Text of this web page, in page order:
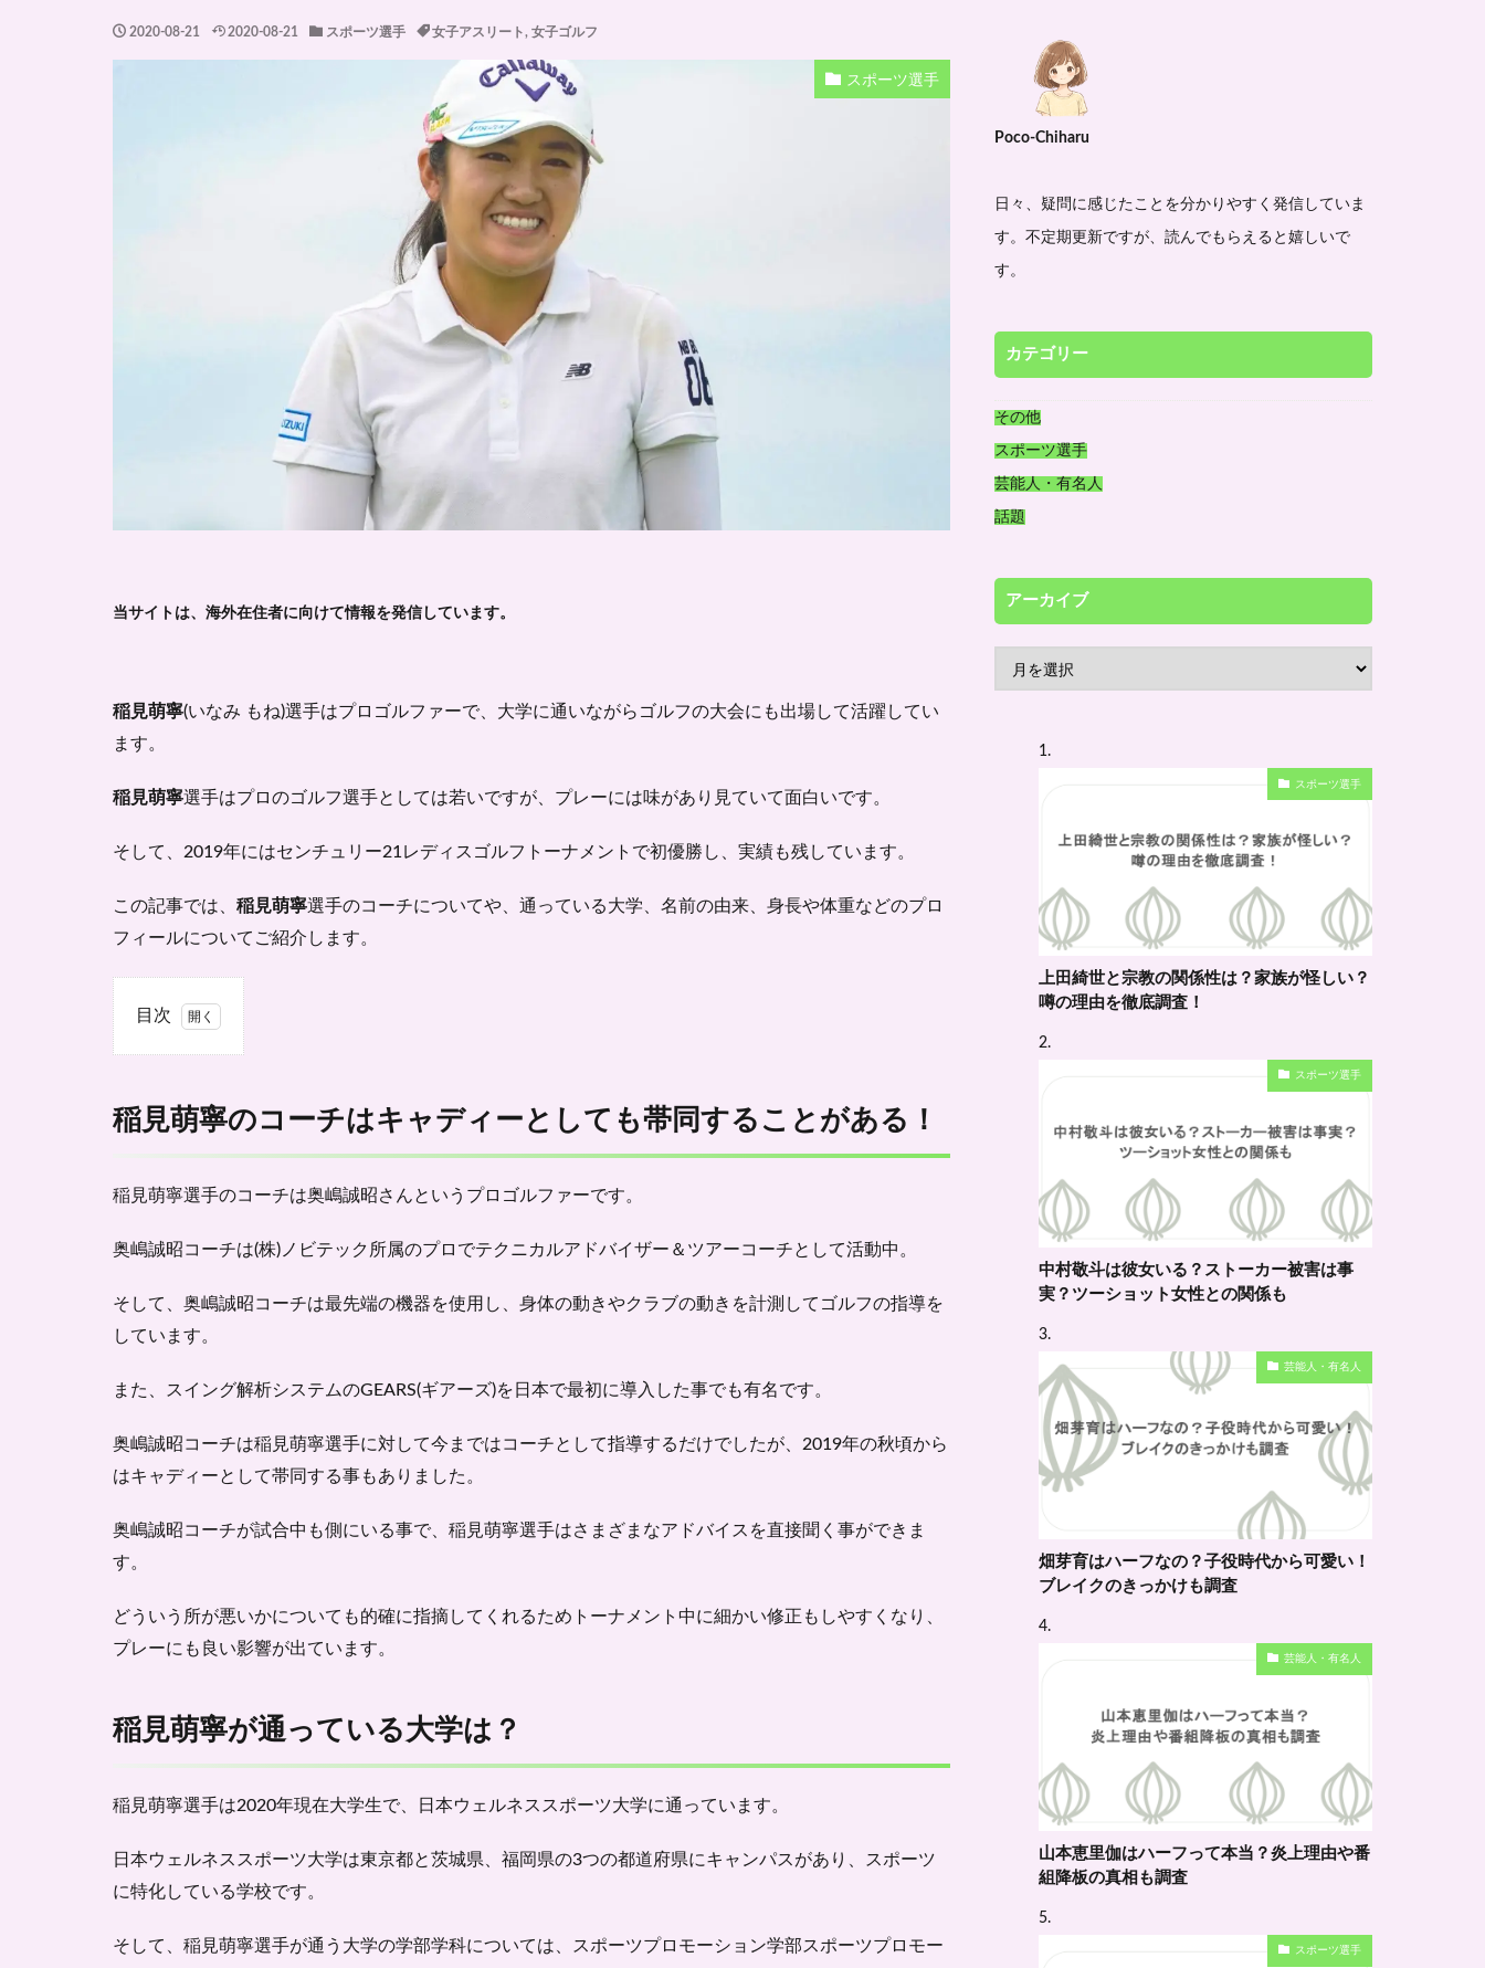
2020-08-21 2020-08-21 スポーツ選手 女子アスリート, 女子ゴルフ
スポーツ選手
当サイトは、海外在住者に向けて情報を発信しています。
稲見萌寧(いなみ もね)選手はプロゴルファーで、大学に通いながらゴルフの大会にも出場して活躍してい
ます。
稲見萌寧選手はプロのゴルフ選手としては若いですが、プレーには味があり見ていて面白いです。
そして、2019年にはセンチュリー21レディスゴルフトーナメントで初優勝し、実績も残しています。
この記事では、 稲見萌寧選手のコーチについてや、通っている大学、名前の由来、身長や体重などのプロ
フィールについてご紹介します。
目次
のコ
ャデ
ても
する
こと
稲見
が通
いる
3
稲見
前の
由来
4
の身
長や
は？
稲見萌寧のコーチはキャディーとしても帯同することがある！
稲見萌寧選手のコーチは奥嶋誠昭さんというプロゴルファーです。
奥嶋誠昭コーチは(株)ノビテック所属のプロでテクニカルアドバイザー＆ツアーコーチとして活動中。
そして、奥嶋誠昭コーチは最先端の機器を使用し、身体の動きやクラブの動きを計測してゴルフの指導を
しています。
また、スイング解析システムのGEARS(ギアーズ)を 日本で最初に導入した事でも有名です。
奥嶋誠昭コーチは稲見萌寧選手に対して今まではコーチとして指導するだけでしたが、2019年の秋頃から
はキャディーとして帯同 する事もありました。
奥嶋誠昭コーチが試合中も側にいる事で、稲見萌寧選手はさまざまなアドバイスを直接聞く事ができま
す。
どういう所が悪いかについても的確に指摘してくれるためトーナメント中に細かい修正もしやすくなり、
プレーにも良い影響が出ています。
稲見萌寧が通っている大学は？
稲見萌寧選手は2020年現在大学生で、 日本ウェルネススポーツ大学に通っています。
日本ウェルネススポーツ大学は東京都と茨城県、福岡県の3つの都道府県にキャンパスがあり、スポーツ
に特化している学校です。
そして、稲見萌寧選手が通う大学の学部学科については、スポーツプロモーション学部スポーツプロモー
Poco-Chiharu
日々、疑問に感じたことを分かりやすく発信していま
す。不定期更新ですが、読んでもらえると嬉しいで
す。
カテゴリー
その他
スポーツ選手
芸能人・有名人
話題
アーカイブ
ー
スポーツ選手
上田綺世と宗教の関係性は？家族が怪しい？
噂の理由を徹底調査！
スポーツ選手
中村敬斗は彼女いる？ストーカー被害は事
実？ツーショット女性との関係も
芸能人・有名人
畑芽育はハーフなの？子役時代から可愛い！
ブレイクのきっかけも調査
芸能人・有名人
山本恵里伽はハーフって本当？炎上理由や番
組降板の真相も調査
スポーツ選手